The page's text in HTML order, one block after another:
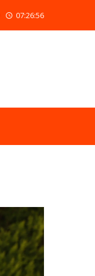
07:26:58